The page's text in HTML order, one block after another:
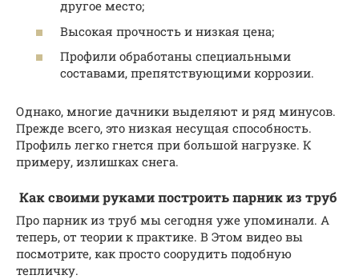
другое место;
Высокая прочность и низкая цена;
Профили обработаны специальными
составами, препятствующими коррозии.
Однако, многие дачники выделяют и ряд минусов.
Прежде всего, это низкая несущая способность.
Профиль легко гнется при большой нагрузке. К
примеру, излишках снега.
Как своими руками построить парник из труб
Про парник из труб мы сегодня уже упоминали. А
теперь, от теории к практике. В Этом видео вы
посмотрите, как просто соорудить подобную
тепличку.